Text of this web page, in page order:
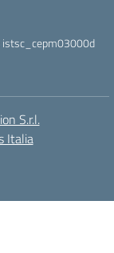
istsc_cepm03000d
S.r.l.
Italia